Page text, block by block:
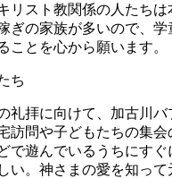
リスト教関係の人たち
ぎの家族が多いので、
ことを心から願います。
ち
礼拝に向けて、加古川
訪問や子どもたちの集
で遊んでいるうちにす
い。神さまの愛を知っ